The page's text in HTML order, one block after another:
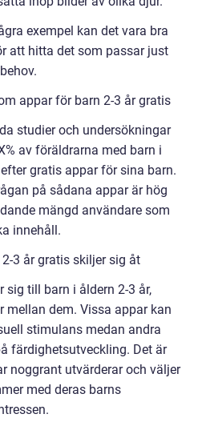
exempel kan det vara bra
att hitta det som passar just
appar för barn 2-3 år gratis
studier och undersökningar
av föräldrarna med barn i
gratis appar för sina barn.
på sådana appar är hög
mängd användare som
innehåll.
3 år gratis skiljer sig åt
till barn i åldern 2-3 år,
mellan dem. Vissa appar kan
stimulans medan andra
färdighetsutveckling. Det är
noggrant utvärderar och väljer
med deras barns